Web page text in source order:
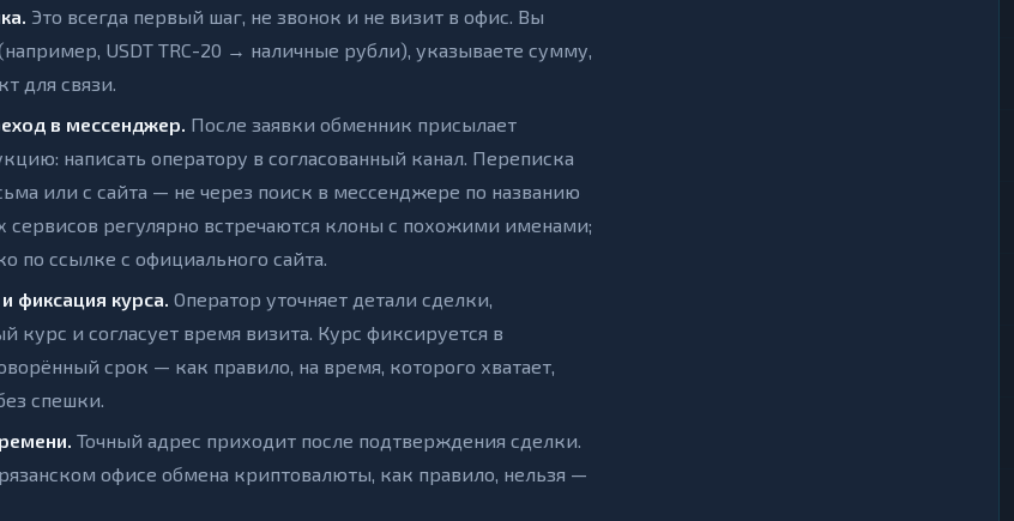
Это всегда первый шаг, не звонок и не визит в офис. Вы
USDT TRC-20 → наличные рубли), указываете сумму,
для связи.
в мессенджер. После заявки обменник присылает
написать оператору в согласованный канал. Переписка
или с сайта — не через поиск в мессенджере по названию
сервисов регулярно встречаются клоны с похожими именами;
по ссылке с официального сайта.
фиксация курса. Оператор уточняет детали сделки,
курс и согласует время визита. Курс фиксируется в
срок — как правило, на время, которого хватает,
спешки.
Точный адрес приходит после подтверждения сделки.
офисе обмена криптовалюты, как правило, нельзя —